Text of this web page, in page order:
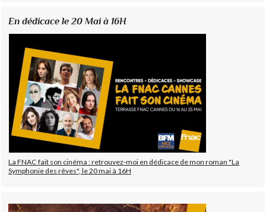
En dédicace le 20 Mai à 16H
La FNAC fait son cinéma : retrouvez-moi en dédicace de mon roman "La
Symphonie des rêves", le 20 mai à 16H